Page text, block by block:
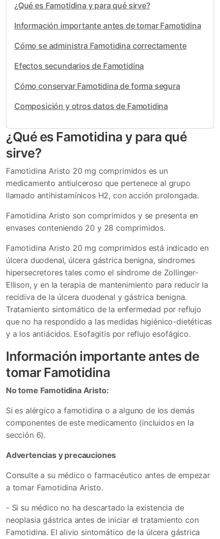
¿Qué es Famotidina y para qué sirve?
Información importante antes de tomar Famotidina
Cómo se administra Famotidina correctamente
Efectos secundarios de Famotidina
Cómo conservar Famotidina de forma segura
Composición y otros datos de Famotidina
¿Qué es Famotidina y para qué
sirve?
Famotidina Aristo 20 mg comprimidos es un
medicamento antiulceroso que pertenece al grupo
llamado antihistamínicos H2, con acción prolongada.
Famotidina Aristo son comprimidos y se presenta en
envases conteniendo 20 y 28 comprimidos.
Famotidina Aristo 20 mg comprimidos está indicado en
úlcera duodenal, úlcera gástrica benigna, síndromes
hipersecretores tales como el síndrome de Zollinger-
Ellison, y en la terapia de mantenimiento para reducir la
recidiva de la úlcera duodenal y gástrica benigna.
Tratamiento sintomático de la enfermedad por reflujo
que no ha respondido a las medidas higiénico-dietéticas
y a los antiácidos. Esofagitis por reflujo esofágico.
Información importante antes de
tomar Famotidina
No tome Famotidina Aristo:
Si es alérgico a famotidina o a alguno de los demás
componentes de este medicamento (incluidos en la
sección 6).
Advertencias y precauciones
Consulte a su médico o farmacéutico antes de empezar
a tomar Famotidina Aristo.
- Si su médico no ha descartado la existencia de
neoplasia gástrica antes de iniciar el tratamiento con
Famotidina. El alivio sintomático de la úlcera gástrica